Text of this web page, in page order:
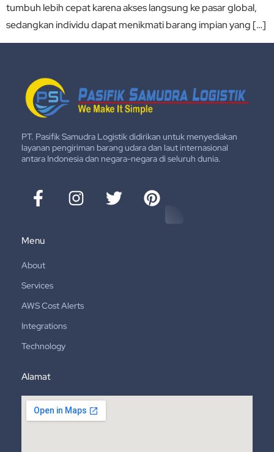
tumbuh lebih cepat karena akses langsung ke pasar global,
sedangkan individu dapat menikmati barang impian yang […]
PT. Pasifik Samudra Logistik didirikan untuk menyediakan
layanan pengiriman barang udara dan laut internasional
antara Indonesia dan negara-negara di seluruh dunia.
Menu
About
Services
AWS Cost Alerts
Integrations
Technology
Alamat